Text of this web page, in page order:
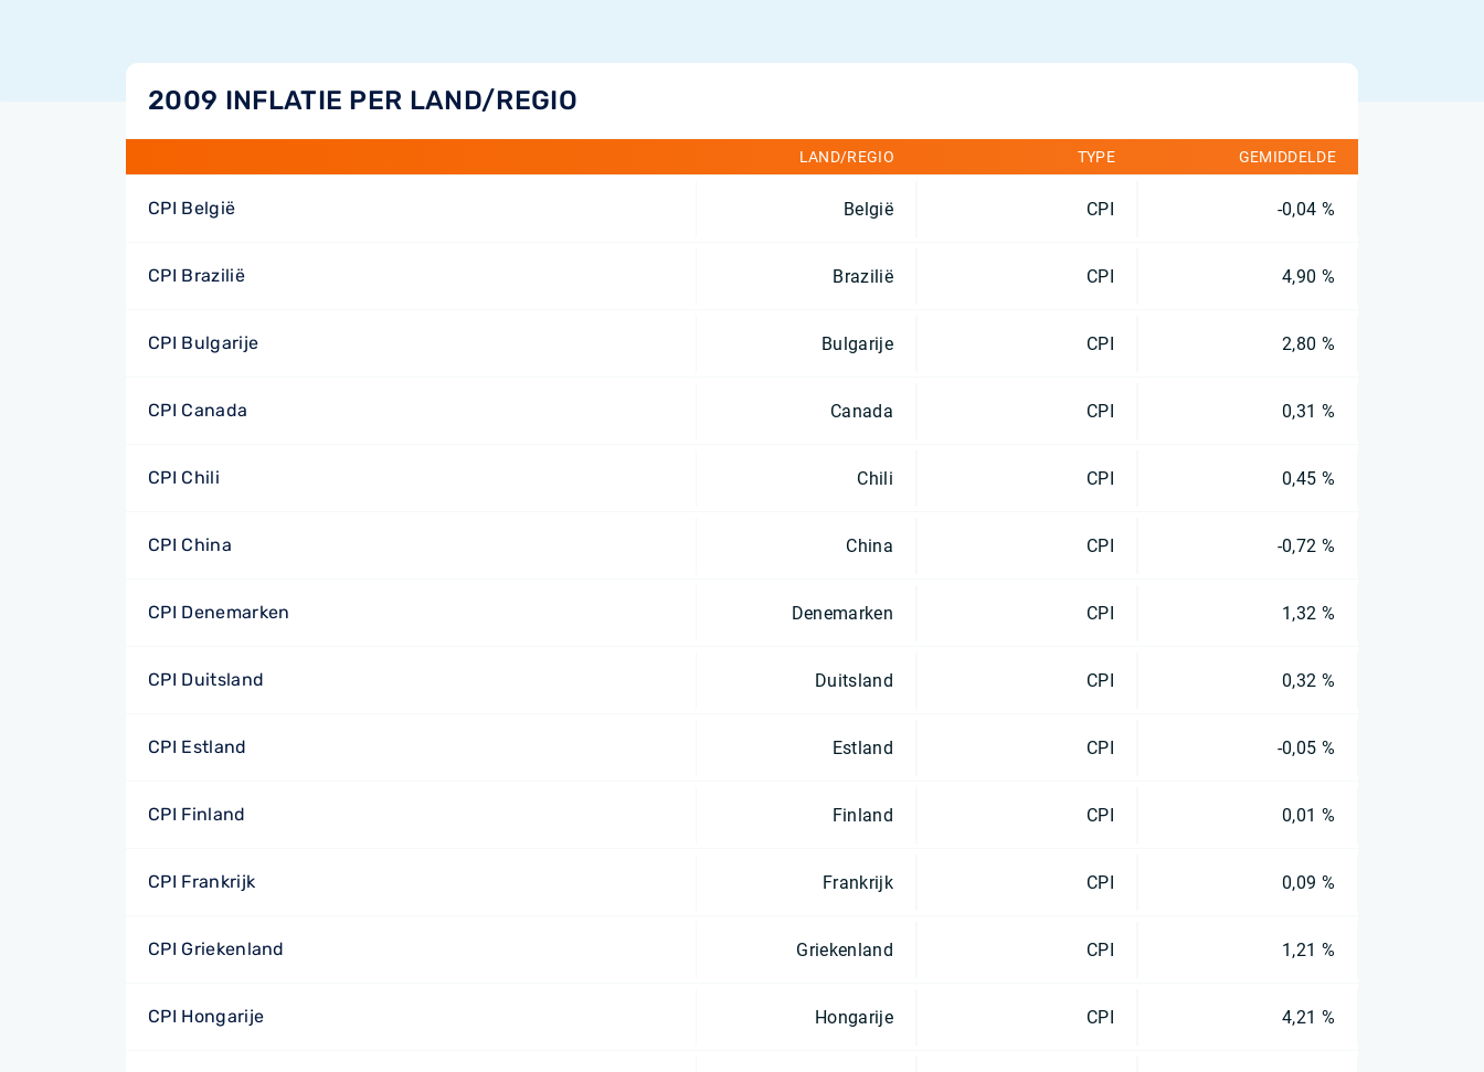
2009 INFLATIE PER LAND/REGIO
LAND/REGIO TYPE GEMIDDELDE
CPI België België CPI -0,04 %
CPI Brazilië Brazilië CPI 4,90 %
CPI Bulgarije Bulgarije CPI 2,80 %
CPI Canada Canada CPI 0,31 %
CPI Chili Chili CPI 0,45 %
CPI China China CPI -0,72 %
CPI Denemarken Denemarken CPI 1,32 %
CPI Duitsland Duitsland CPI 0,32 %
CPI Estland Estland CPI -0,05 %
CPI Finland Finland CPI 0,01 %
CPI Frankrijk Frankrijk CPI 0,09 %
CPI Griekenland Griekenland CPI 1,21 %
CPI Hongarije Hongarije CPI 4,21 %